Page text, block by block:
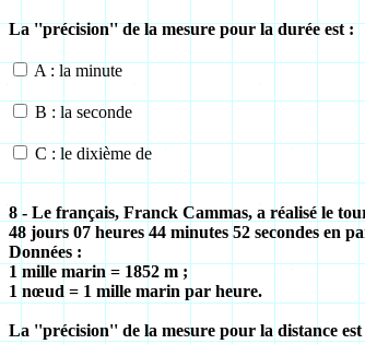
La ''précision'' de la mesure pour la durée est :
A : la minute
B : la seconde
C : le dixième de
8 - Le français, Franck Cammas, a réalisé le
48 jours 07 heures 44 minutes 52 secondes en
Données :
1 mille marin = 1852 m ;
1 nœud = 1 mille marin par heure.
La ''précision'' de la mesure pour la distance est